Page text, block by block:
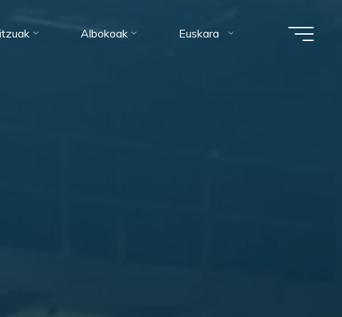
Albokoak Euskara